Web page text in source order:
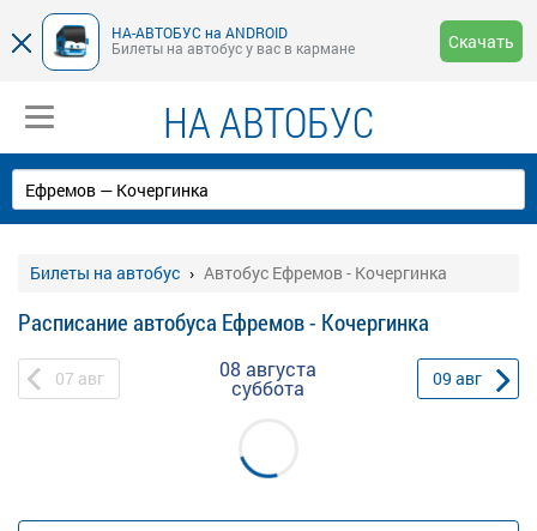
НА-АВТОБУС на ANDROID
Билеты на автобус у вас в кармане
Скачать
НА АВТОБУС
Билеты на автобус Автобус Ефремов - Кочергинка
Расписание автобуса Ефремов - Кочергинка
07 авг 08 августа
суббота 09 авг